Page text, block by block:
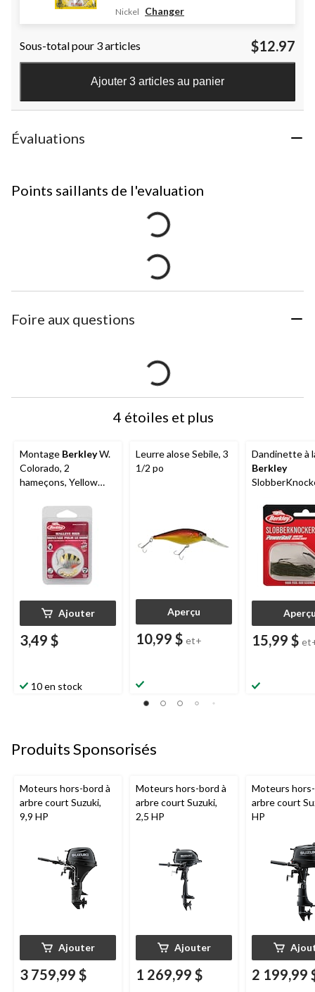
Nickel Changer
Sous-total pour 3 articles $12.97
Ajouter 3 articles au panier
Évaluations
Points saillants de l'evaluation
Foire aux questions
4 étoiles et plus
Montage BerkleyW.
Colorado, 2
hameçons, Yellow
Ajouter
3,49 $
10 en stock
Leurre alose Sebile, 3
1/2 po
Aperçu
10,99 $ et+
Dandinette à
Berkley
PowerBait
la main, choix
couleurs, 1/2
15,99 $
Produits Sponsorisés
Moteurs hors-bord à
arbre court Suzuki,
9,9 HP
Ajouter
3 759,99 $
Moteurs hors-bord à
arbre court Suzuki,
2,5 HP
Ajouter
1 269,99 $
Moteurs
arbre court
HP
2 199,99